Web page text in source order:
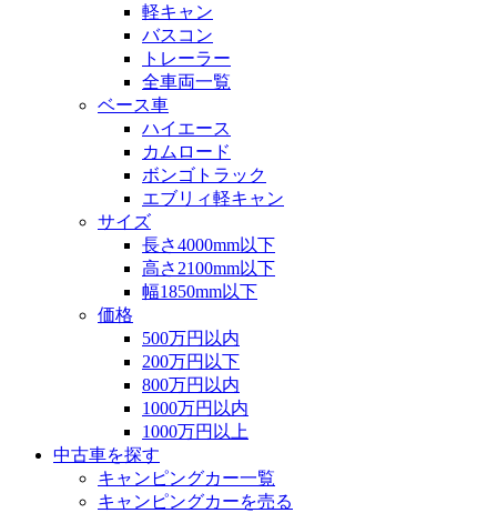
軽キャン
バスコン
トレーラー
全車両一覧
ベース車
ハイエース
カムロード
ボンゴトラック
エブリィ軽キャン
サイズ
長さ4000mm以下
高さ2100mm以下
幅1850mm以下
価格
500万円以内
200万円以下
800万円以内
1000万円以内
1000万円以上
中古車を探す
キャンピングカー一覧
キャンピングカーを売る